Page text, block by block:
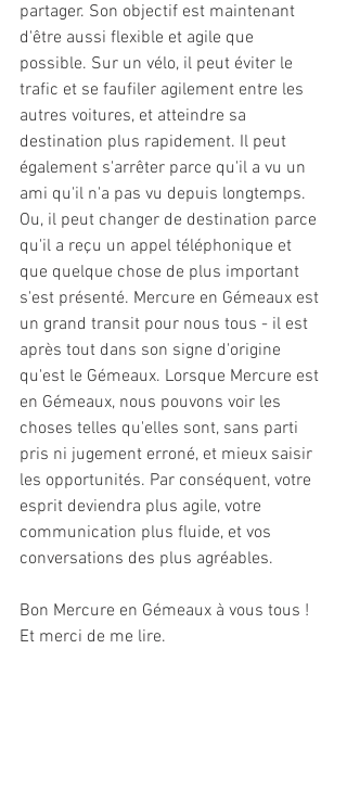
partager. Son objectif est maintenant
d'être aussi flexible et agile que
possible. Sur un vélo, il peut éviter le
trafic et se faufiler agilement entre les
autres voitures, et atteindre sa
destination plus rapidement. Il peut
également s'arrêter parce qu'il a vu un
ami qu'il n'a pas vu depuis longtemps.
Ou, il peut changer de destination parce
qu'il a reçu un appel téléphonique et
que quelque chose de plus important
s'est présenté. Mercure en Gémeaux est
un grand transit pour nous tous - il est
après tout dans son signe d'origine
qu'est le Gémeaux. Lorsque Mercure est
en Gémeaux, nous pouvons voir les
choses telles qu'elles sont, sans parti
pris ni jugement erroné, et mieux saisir
les opportunités. Par conséquent, votre
esprit deviendra plus agile, votre
communication plus fluide, et vos
conversations des plus agréables.
Bon Mercure en Gémeaux à vous tous !
Et merci de me lire.